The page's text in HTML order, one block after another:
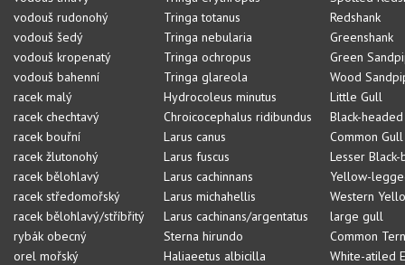
vodouš rudonohý
Tringa totanus
Redshank
vodouš šedý
Tringa nebularia
Greenshank
vodouš kropenatý
Tringa ochropus
Green
vodouš bahenní
Tringa glareola
Wood
racek malý
Hydrocoleus minutus
Little Gull
racek chechtavý
Chroicocephalus ridibundus
Black-
racek bouřní
Larus canus
Common Gull
racek žlutonohý
Larus fuscus
Lesser
racek bělohlavý
Larus cachinnans
Yellow-
racek středomořský
Larus michahellis
Western
racek bělohlavý/stříbřitý
Larus cachinans/argentatus
large gull
rybák obecný
Sterna hirundo
Common Tern
orel mořský
Haliaeetus albicilla
White-atiled